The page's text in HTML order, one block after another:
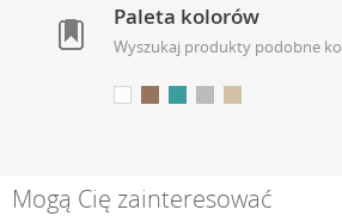
Paleta kolorów
Wyszukaj produkty podobne
Mogą Cię zainteresować